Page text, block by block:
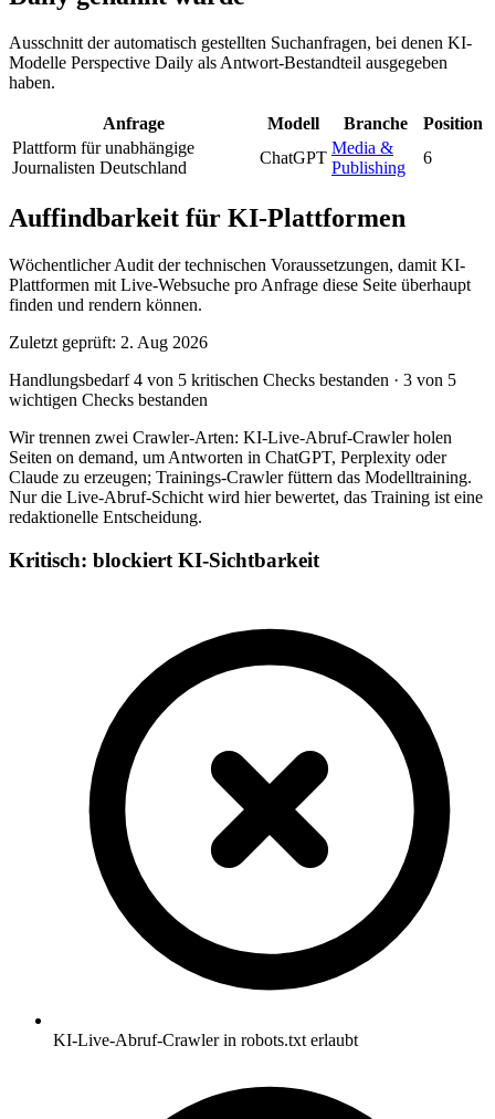
Ausschnitt der automatisch gestellten Suchanfragen, bei denen KI-
Modelle Perspective Daily als Antwort-Bestandteil ausgegeben
haben.
Anfrage Modell Branche
Position
Plattform für unabhängige
Journalisten Deutschland
ChatGPT
Media &
Publishing
6
Auffindbarkeit für KI-Plattformen
Wöchentlicher Audit der technischen Voraussetzungen, damit KI-
Plattformen mit Live-Websuche pro Anfrage diese Seite überhaupt
finden und rendern können.
Zuletzt geprüft: 2. Aug 2026
Handlungsbedarf4 von 5 kritischen Checks bestanden · 3 von 5
wichtigen Checks bestanden
Wir trennen zwei Crawler-Arten: KI-Live-Abruf-Crawler holen
Seiten on demand, um Antworten in ChatGPT, Perplexity oder
Claude zu erzeugen; Trainings-Crawler füttern das Modelltraining.
Nur die Live-Abruf-Schicht wird hier bewertet, das Training ist eine
redaktionelle Entscheidung.
Kritisch: blockiert KI-Sichtbarkeit
KI-Live-Abruf-Crawler in robots.txt erlaubt